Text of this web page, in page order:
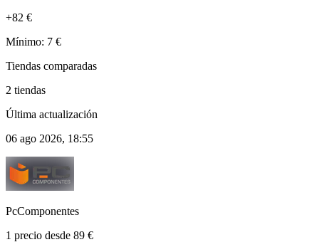
+82 €
Mínimo: 7 €
Tiendas comparadas
2 tiendas
Última actualización
06 ago 2026, 18:55
PcComponentes
1 precio desde 89 €